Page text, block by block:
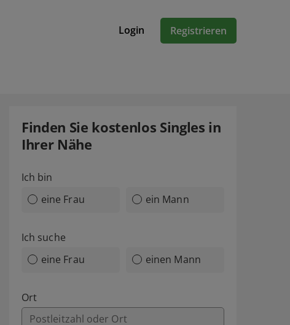
Login Registrieren